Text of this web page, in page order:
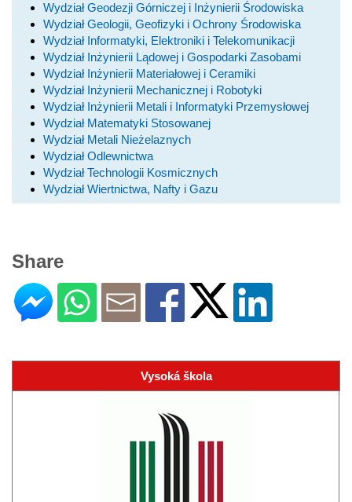
Wydział Geodezji Górniczej i Inżynierii Środowiska
Wydział Geologii, Geofizyki i Ochrony Środowiska
Wydział Informatyki, Elektroniki i Telekomunikacji
Wydział Inżynierii Lądowej i Gospodarki Zasobami
Wydział Inżynierii Materiałowej i Ceramiki
Wydział Inżynierii Mechanicznej i Robotyki
Wydział Inżynierii Metali i Informatyki Przemysłowej
Wydział Matematyki Stosowanej
Wydział Metali Nieżelaznych
Wydział Odlewnictwa
Wydział Technologii Kosmicznych
Wydział Wiertnictwa, Nafty i Gazu
Share
Vysoká škola